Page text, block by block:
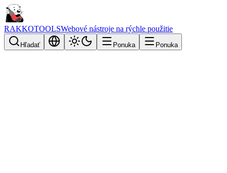
RAKKOTOOLSWebové nástroje na rýchle použitie
Hľadať Ponuka Ponuka